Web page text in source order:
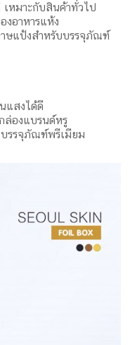
หมาะกับสินค้าทั่วไป
อาหารแห้ง
าษแป้งสำหรับบรรจุภัณฑ์
แสงได้ดี
ล่องแบรนด์หรู
รรจุภัณฑ์พรีเมียม